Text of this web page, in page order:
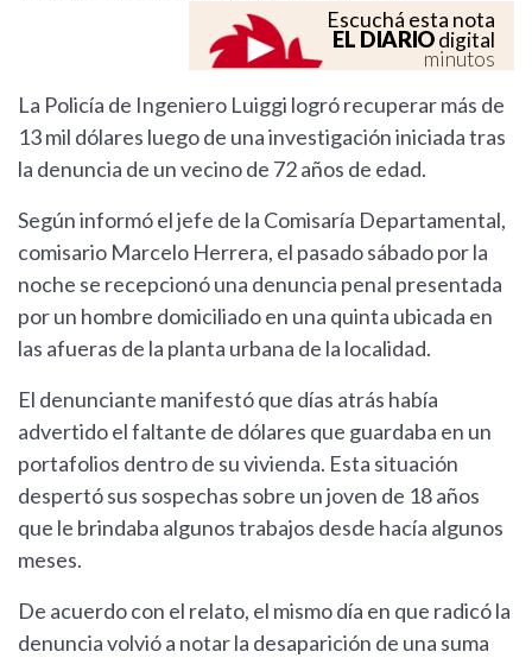
Escuchá esta nota
EL DIARIOdigital
minutos
La Policía de Ingeniero Luiggi logró recuperar más de
13 mil dólares luego de una investigación iniciada tras
la denuncia de un vecino de 72 años de edad.
Según informó el jefe de la Comisaría Departamental,
comisario Marcelo Herrera, el pasado sábado por la
noche se recepcionó una denuncia penal presentada
por un hombre domiciliado en una quinta ubicada en
las afueras de la planta urbana de la localidad.
El denunciante manifestó que días atrás había
advertido el faltante de dólares que guardaba en un
portafolios dentro de su vivienda. Esta situación
despertó sus sospechas sobre un joven de 18 años
que le brindaba algunos trabajos desde hacía algunos
meses.
De acuerdo con el relato, el mismo día en que radicó la
denuncia volvió a notar la desaparición de una suma